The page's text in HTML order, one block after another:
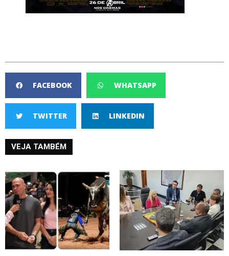
FACEBOOK WHATSAPP
TWITTER LINKEDIN
VEJA TAMBÉM